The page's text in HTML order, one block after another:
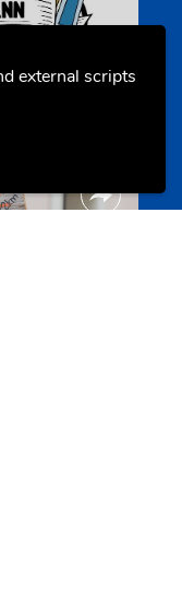
external scripts